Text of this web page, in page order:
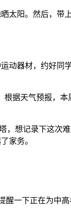
太阳。然后，带
动器材，约好同
据天气预报，
，想记录下这
家务。
醒一下正在为中